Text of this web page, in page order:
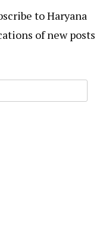
to Haryana
of new posts